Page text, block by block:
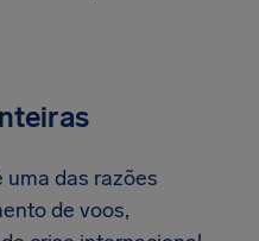
das razões
de voos,